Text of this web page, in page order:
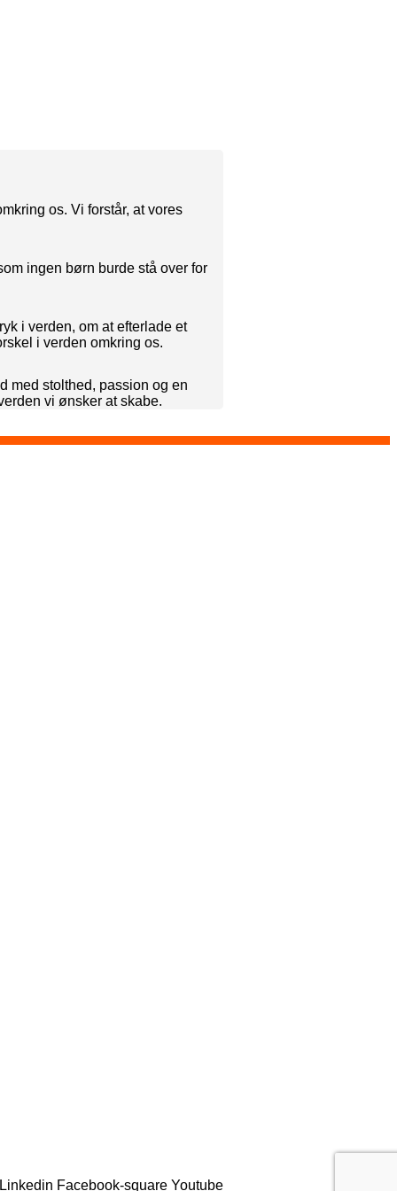
os. Vi forstår, at vores
ingen børn burde stå over for
i verden, om at efterlade et
i verden omkring os.
med stolthed, passion og en
vi ønsker at skabe.
Linkedin Facebook-square Youtube